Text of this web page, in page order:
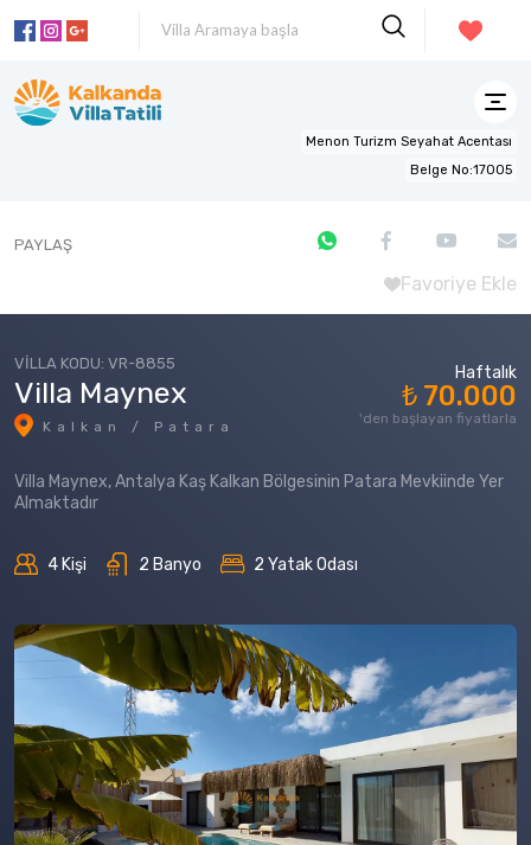
Menon Turizm Seyahat Acentası
Belge No:17005
PAYLAŞ
Favoriye Ekle
VİLLA KODU: VR-8855
Villa Maynex
Kalkan / Patara
Haftalık
₺ 70.000
'den başlayan fiyatlarla
Villa Maynex, Antalya Kaş Kalkan Bölgesinin Patara Mevkiinde Yer
Almaktadır
4 Kişi 2 Banyo 2 Yatak Odası